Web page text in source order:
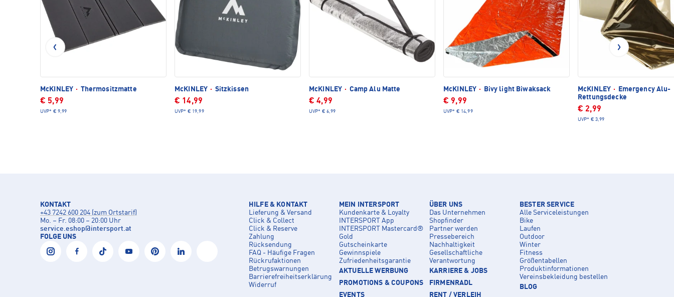
McKINLEY · Thermositzmatte
€ 5,99
UVP* € 9,99
McKINLEY · Sitzkissen
€ 14,99
UVP* € 19,99
McKINLEY · Camp Alu Matte
€ 4,99
UVP* € 6,99
McKINLEY · Bivy light Biwaksack
€ 9,99
UVP* € 14,99
McKINLEY ·
Emergency Alu-
Rettungsdecke
€ 2,99
UVP* € 3,99
KONTAKT
+43 7242 600 204 (zum Ortstarif)
Mo. – Fr. 08:00 – 20:00 Uhr
service.eshop@intersport.at
FOLGE UNS
HILFE & KONTAKT
Lieferung & Versand
Click & Collect
Click & Reserve
Zahlung
Rücksendung
FAQ - Häufige Fragen
Rückrufaktionen
Betrugswarnungen
Barrierefreiheitserklärung
Widerruf
MEIN INTERSPORT
Kundenkarte & Loyalty
INTERSPORT App
INTERSPORT Mastercard®
Gold
Gutscheinkarte
Gewinnspiele
Zufriedenheitsgarantie
AKTUELLE WERBUNG
PROMOTIONS & COUPONS
EVENTS
ÜBER UNS
Das Unternehmen
Shopfinder
Partner werden
Pressebereich
Nachhaltigkeit
Gesellschaftliche
Verantwortung
KARRIERE & JOBS
FIRMENRADL
RENT / VERLEIH
BESTER SERVICE
Alle Serviceleistungen
Bike
Laufen
Outdoor
Winter
Fitness
Größentabellen
Produktinformationen
Vereinsbekleidung bestellen
BLOG